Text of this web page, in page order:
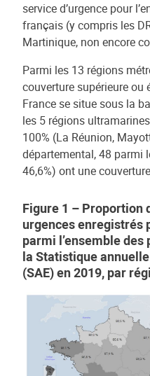
service d’urgence pour
français (y compris les
Martinique, non encore
Parmi les 13 régions
couverture supérieure ou
France se situe sous la
les 5 régions
100% (La Réunion,
départemental, 48 parmi
46,6%) ont une
Figure 1 – Proportion
urgences enregistrés
parmi l’ensemble
la Statistique
(SAE) en 2019, par